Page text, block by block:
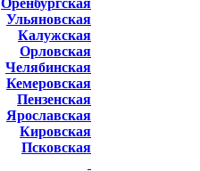
Оренбургская
Ульяновская
Калужская
Орловская
Челябинская
Кемеровская
Пензенская
Ярославская
Кировская
Псковская